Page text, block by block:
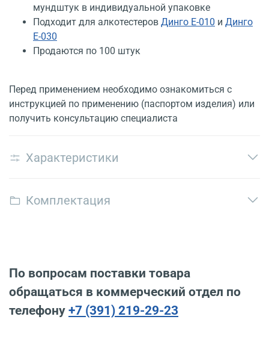
мундштук в индивидуальной упаковке
Подходит для алкотестеров Динго Е-010 и Динго
Е-030
Продаются по 100 штук
Перед применением необходимо ознакомиться с
инструкцией по применению (паспортом изделия) или
получить консультацию специалиста
Характеристики
Комплектация
По вопросам поставки товара
обращаться в коммерческий отдел по
телефону +7 (391) 219-29-23